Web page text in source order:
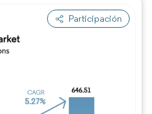
Participación